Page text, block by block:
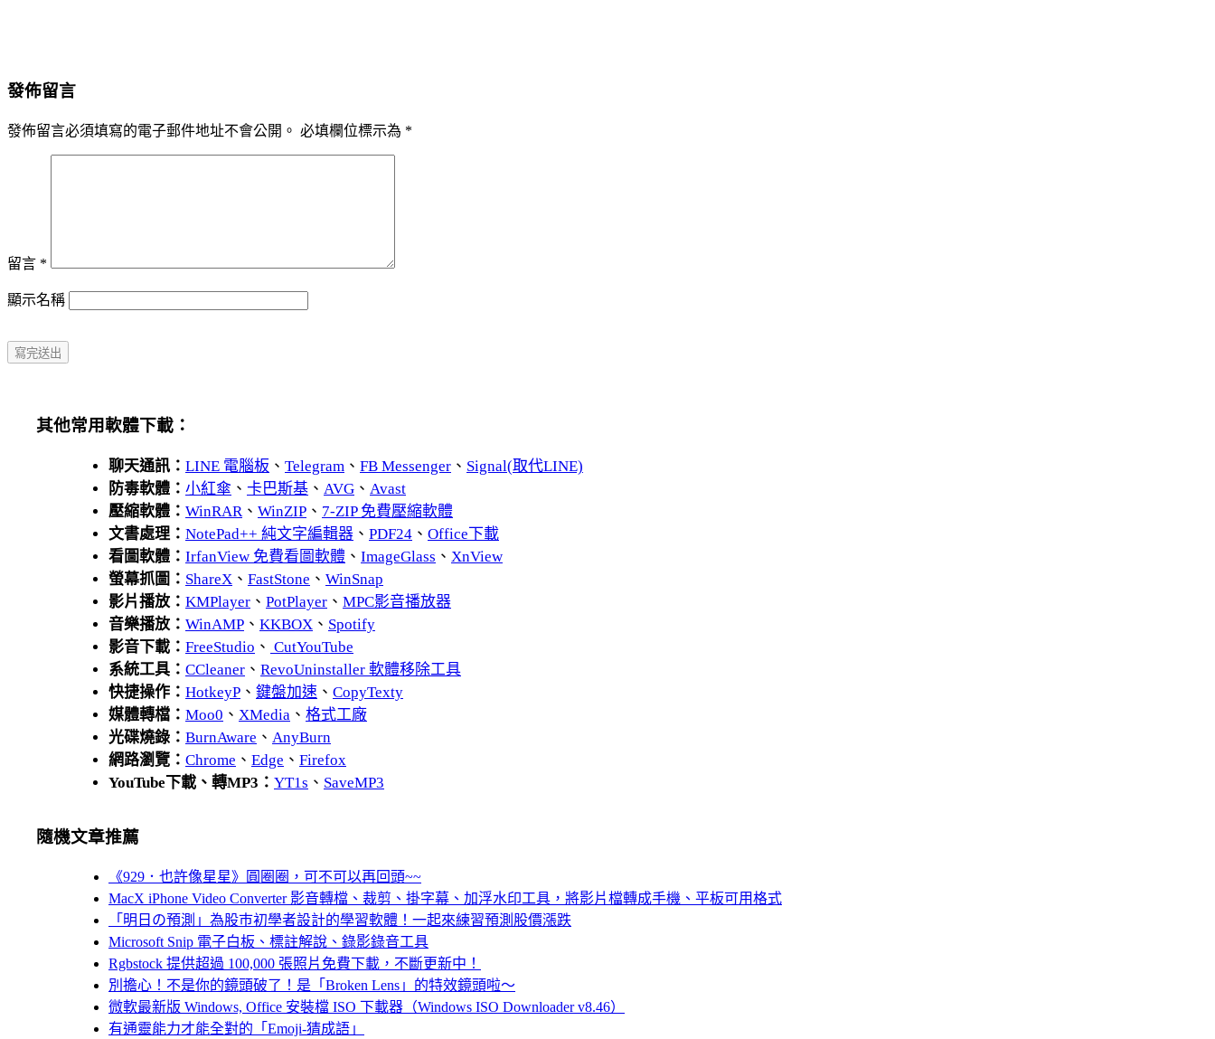
發佈留言
發佈留言必須填寫的電子郵件地址不會公開。 必填欄位標示為 *
留言 *
顯示名稱
其他常用軟體下載：
聊天通訊： LINE 電腦板 、 Telegram 、 FB Messenger 、 Signal(取代LINE)
防毒軟體： 小紅傘 、 卡巴斯基 、 AVG 、 Avast
壓縮軟體： WinRAR、 WinZIP 、 7-ZIP 免費壓縮軟體
文書處理： NotePad++ 純文字編輯器 、 PDF24 、 Office下載
看圖軟體： IrfanView 免費看圖軟體 、 ImageGlass 、 XnView
螢幕抓圖： ShareX 、 FastStone 、 WinSnap
影片播放： KMPlayer 、 PotPlayer 、 MPC影音播放器
音樂播放： WinAMP 、 KKBOX 、 Spotify
影音下載： FreeStudio 、 CutYouTube
系統工具： CCleaner 、 RevoUninstaller 軟體移除工具
快捷操作： HotkeyP 、 鍵盤加速 、 CopyTexty
媒體轉檔： Moo0 、 XMedia 、 格式工廠
光碟燒錄： BurnAware 、 AnyBurn
網路瀏覽： Chrome 、 Edge 、 Firefox
YouTube下載、轉MP3： YT1s 、 SaveMP3
隨機文章推薦
《929．也許像星星》圓圈圈，可不可以再回頭~~
MacX iPhone Video Converter 影音轉檔、裁剪、掛字幕、加浮水印工具，將影片檔轉成手機、平板可用格式
「明日の預測」為股巿初學者設計的學習軟體！一起來練習預測股價漲跌
Microsoft Snip 電子白板、標註解說、錄影錄音工具
Rgbstock 提供超過 100,000 張照片免費下載，不斷更新中！
別擔心！不是你的鏡頭破了！是「Broken Lens」的特效鏡頭啦～
微軟最新版 Windows, Office 安裝檔 ISO 下載器（Windows ISO Downloader v8.46）
有通靈能力才能全對的「Emoji-猜成語」